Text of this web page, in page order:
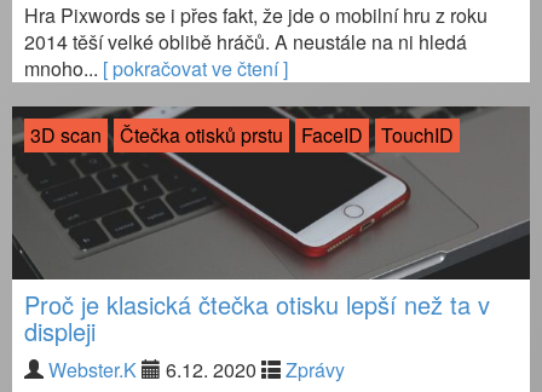
Hra Pixwords se i přes fakt, že jde o mobilní hru z roku
2014 těší velké oblibě hráčů. A neustále na ni hledá
mnoho... [ pokračovat ve čtení ]
3D scan Čtečka otisků prstu FaceID TouchID
Proč je klasická čtečka otisku lepší než ta v
displeji
Webster.K 6.12. 2020
Zprávy